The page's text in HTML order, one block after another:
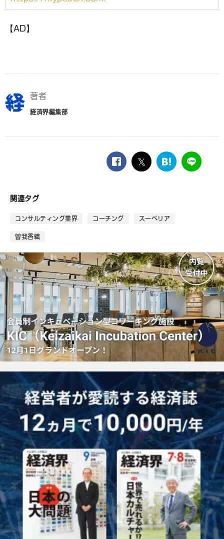
【AD】
著者
経済界編集部
facebook
twitter
は
ク
LINE
関連タグ
コンサルティング業界 コーチング スーペリア
曽我香織